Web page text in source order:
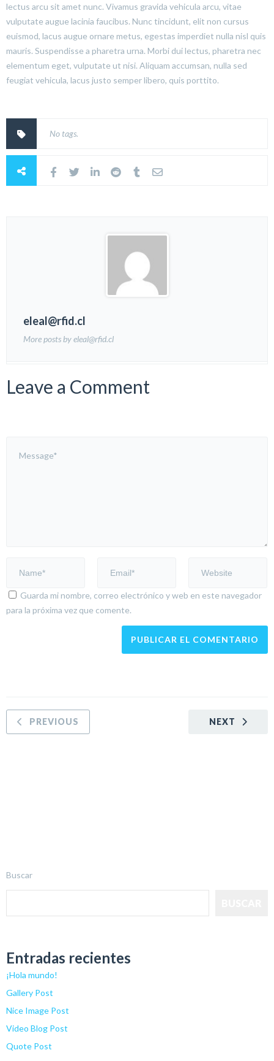
lectus arcu sit amet nunc. Vivamus gravida vehicula arcu, vitae
vulputate augue lacinia faucibus. Nunc tincidunt, elit non cursus
euismod, lacus augue ornare metus, egestas imperdiet nulla nisl quis
mauris. Suspendisse a pharetra urna. Morbi dui lectus, pharetra nec
elementum eget, vulputate ut nisi. Aliquam accumsan, nulla sed
feugiat vehicula, lacus justo semper libero, quis porttito.
No tags.
eleal@rfid.cl
More posts by eleal@rfid.cl
Leave a Comment
Guarda mi nombre, correo electrónico y web en este navegador
para la próxima vez que comente.
NEXT
PREVIOUS
Buscar
Entradas recientes
¡Hola mundo!
Gallery Post
Nice Image Post
Video Blog Post
Quote Post